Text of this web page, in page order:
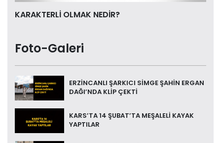
KARAKTERLİ OLMAK NEDİR?
Foto-Galeri
ERZİNCANLI ŞARKICI SİMGE ŞAHİN ERGAN
DAĞI’NDA KLİP ÇEKTİ
KARS’TA 14 ŞUBAT’TA MEŞALELİ KAYAK
YAPTILAR